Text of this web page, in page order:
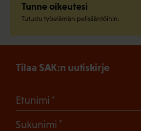
Tunne oikeutesi
Tutustu työelämän pelisääntöihin.
Tilaa SAK:n uutiskirje
Etunimi
Sukunimi